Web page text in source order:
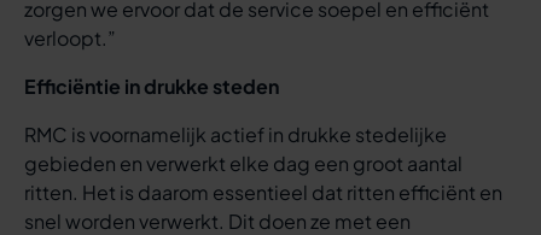
zorgen we ervoor dat de service soepel en efficiënt
verloopt.”
Efficiëntie in drukke steden
RMC is voornamelijk actief in drukke stedelijke
gebieden en verwerkt elke dag een groot aantal
ritten. Het is daarom essentieel dat ritten efficiënt en
snel worden verwerkt. Dit doen ze met een